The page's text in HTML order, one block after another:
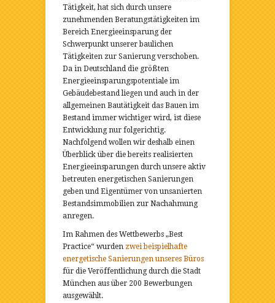
Tätigkeit, hat sich durch unsere
zunehmenden Beratungstätigkeiten im
Bereich Energieeinsparung der
Schwerpunkt unserer baulichen
Tätigkeiten zur Sanierung verschoben.
Da in Deutschland die größten
Energieeinsparungspotentiale im
Gebäudebestand liegen und auch in der
allgemeinen Bautätigkeit das Bauen im
Bestand immer wichtiger wird, ist diese
Entwicklung nur folgerichtig.
Nachfolgend wollen wir deshalb einen
Überblick über die bereits realisierten
Energieeinsparungen durch unsere aktiv
betreuten energetischen Sanierungen
geben und Eigentümer von unsanierten
Bestandsimmobilien zur Nachahmung
anregen.
Im Rahmen des Wettbewerbs „Best
Practice“ wurden zwei beispielhafte
energetische Sanierungen unseres Büros
für die Veröffentlichung durch die Stadt
München aus über 200 Bewerbungen
ausgewählt.